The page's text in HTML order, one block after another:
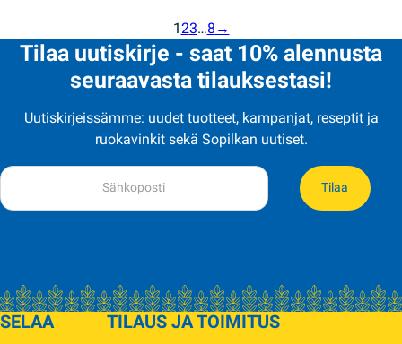
123…8 →
Tilaa uutiskirje - saat 10% alennusta
seuraavasta tilauksestasi!
Uutiskirjeissämme: uudet tuotteet, kampanjat, reseptit ja
ruokavinkit sekä Sopilkan uutiset.
Tilaa
SELAA TILAUS JA TOIMITUS